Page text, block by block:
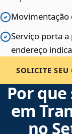
Serviço porta
endereço
SOLICITE SEU
Por
em
no